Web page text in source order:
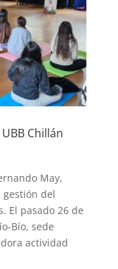
Chillán
May,
gestión del
El pasado 26 de
Bío, sede
actividad